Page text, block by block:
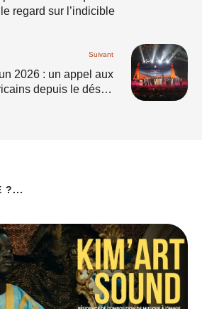
regard sur l’indicible
Suivant
2026 : un appel aux
depuis le désert
?...